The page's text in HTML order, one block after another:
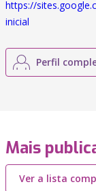
https://
inicial
Perfil
Mais
Ver a lista